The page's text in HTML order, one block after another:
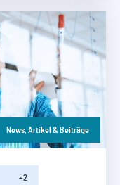
News, Artikel & Beiträge
+2